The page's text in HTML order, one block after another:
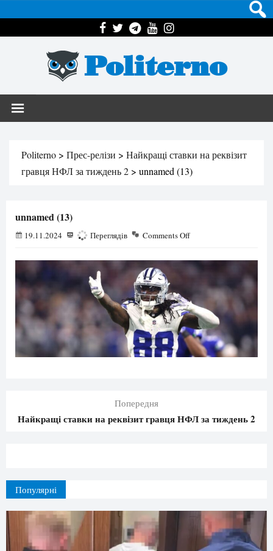
Politerno
Politerno > Прес-релізи > Найкращі ставки на реквізит
гравця НФЛ за тиждень 2 > unnamed (13)
unnamed (13)
19.11.2024 258 Переглядів Comments Off
Попередня
Найкращі ставки на реквізит гравця НФЛ за тиждень 2
Популярні